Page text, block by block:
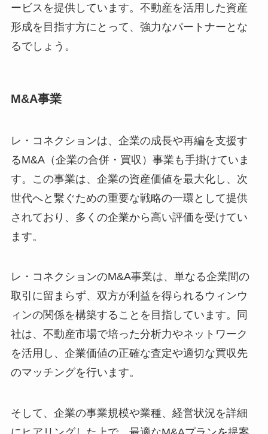
ービスを提供しています。不動産を活用した資産
形成を目指す方にとって、強力なパートナーとな
るでしょう。
M&A事業
レ・コネクションは、企業の成長や再編を支援す
るM&A（企業の合併・買収）事業も手掛けていま
す。この事業は、企業の資産価値を最大化し、次
世代へと繋ぐための重要な戦略の一環として提供
されており、多くの企業から高い評価を受けてい
ます。
レ・コネクションのM&A事業は、単なる企業間の
取引に留まらず、双方が利益を得られるウィンウ
ィンの関係を構築することを目指しています。同
社は、不動産市場で培った分析力やネットワーク
を活用し、企業価値の正確な査定や適切な買収先
のマッチングを行います。
そして、企業の事業規模や業種、経営状況を詳細